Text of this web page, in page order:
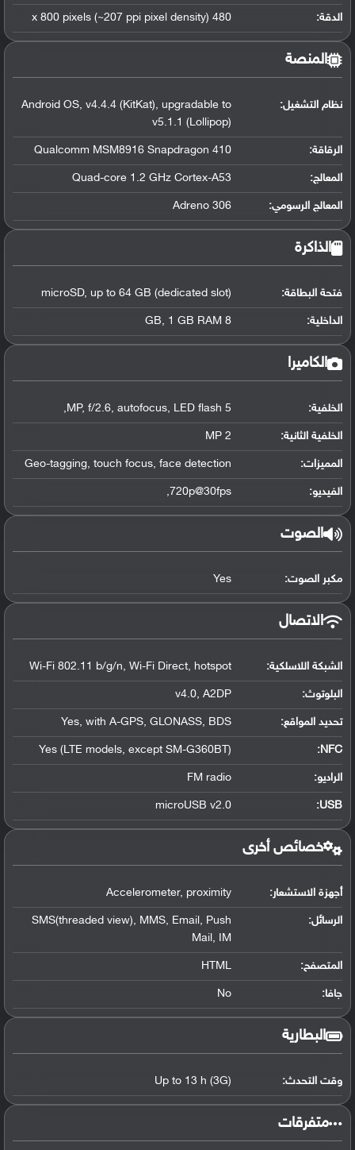
الدقة: 480 x 800 pixels (~207 ppi pixel density)
المنصة
نظام التشغيل:
Android OS, v4.4.4 (KitKat), upgradable to
v5.1.1 (Lollipop)
الرقاقة:
Qualcomm MSM8916 Snapdragon 410
المعالج:
Quad-core 1.2 GHz Cortex-A53
المعالج الرسومي:
Adreno 306
الذاكرة
فتحة البطاقة: microSD, up to 64 GB (dedicated slot)
الداخلية: 8 GB, 1 GB RAM
الكاميرا
الخلفية: 5 MP, f/2.6, autofocus, LED flash,
الخلفية الثانية: 2 MP
المميزات: Geo-tagging, touch focus, face detection
الفيديو: 720p@30fps,
الصوت
مكبر الصوت: Yes
الاتصال
الشبكة اللاسلكية: Wi-Fi 802.11 b/g/n, Wi-Fi Direct, hotspot
البلوتوث:
v4.0, A2DP
تحديد المواقع:
Yes, with A-GPS, GLONASS, BDS
NFC
:
Yes (LTE models, except SM-G360BT)
الراديو: FM radio
USB
:
microUSB v2.0
خصائص أخرى
أجهزة الاستشعار: Accelerometer, proximity
الرسائل:
SMS(threaded view), MMS, Email, Push
Mail, IM
المتصفح: HTML
جافا: No
البطارية
وقت التحدث: Up to 13 h (3G)
‏متفرقات‏